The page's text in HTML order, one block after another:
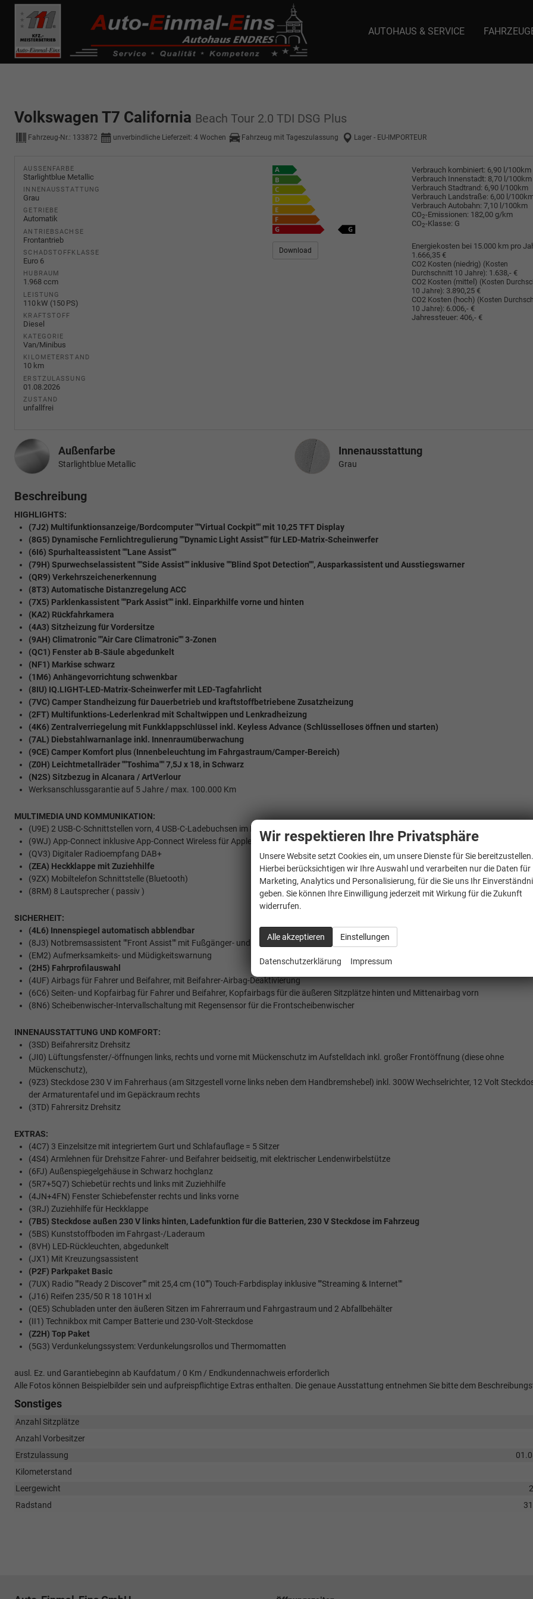
------------ Host Name : selector1._domainkey Points to address or value: selector1-aee-de0k._domainkey.autoeinmaleins.onmicrosoft.com Host
de0k._domainkey.autoeinmaleins.onmicrosoft.com
AUTOHAUS & SERVICE
Volkswagen T7 California Beach Tour 2.0 TDI DSG Plus
Fahrzeug-Nr.: 133872 unverbindliche Lieferzeit: 4 Wochen Fahrzeug mit Tageszulassung Lager - EU-IMPORTEUR
AUSSENFARBE
Starlightblue Metallic
INNENAUSSTATTUNG
Grau
GETRIEBE
Automatik
ANTRIEBSACHSE
Frontantrieb
SCHADSTOFFKLASSE
Euro 6
HUBRAUM
1.968 ccm
LEISTUNG
110 kW (150 PS)
KRAFTSTOFF
Diesel
KATEGORIE
Van/Minibus
KILOMETERSTAND
10 km
ERSTZULASSUNG
01.08.2026
ZUSTAND
unfallfrei
Verbrauch kombiniert: 6,90 l/100km
Verbrauch Innenstadt: 8,70 l/100km
Verbrauch Stadtrand: 6,90 l/100km
Verbrauch Landstraße: 6,00 l/
Verbrauch Autobahn: 7,10 l/100km
CO2-Emissionen: 182,00 g/km
CO2-Klasse: G
Download
Energiekosten bei 15.000 km pro
1.666,35 €
CO2 Kosten (niedrig) (Kosten
Durchschnitt 10 Jahre): 1.638,- €
CO2 Kosten (mittel) (Kosten
10 Jahre): 3.890,25 €
CO2 Kosten (hoch) (Kosten
10 Jahre): 6.006,- €
Jahressteuer: 406,- €
Außenfarbe
Starlightblue Metallic
InnenausstattungInnenausstattung
Grau
Beschreibung
HIGHLIGHTS:
(7J2) Multifunktionsanzeige/Bordcomputer ""Virtual Cockpit"" mit 10,25 TFT Display
(8G5) Dynamische Fernlichtregulierung ""Dynamic Light Assist"" für LED-Matrix-Scheinwerfer
(6I6) Spurhalteassistent ""Lane Assist""
(79H) Spurwechselassistent ""Side Assist"" inklusive ""Blind Spot Detection"", Ausparkassistent und Ausstiegswarner
(QR9) Verkehrszeichenerkennung
(8T3) Automatische Distanzregelung ACC
(7X5) Parklenkassistent ""Park Assist"" inkl. Einparkhilfe vorne und hinten
(KA2) Rückfahrkamera
(4A3) Sitzheizung für Vordersitze
(9AH) Climatronic ""Air Care Climatronic"" 3-Zonen
(QC1) Fenster ab B-Säule abgedunkelt
(NF1) Markise schwarz
(1M6) Anhängevorrichtung schwenkbar
(8IU) IQ.LIGHT-LED-Matrix-Scheinwerfer mit LED-Tagfahrlicht
(7VC) Camper Standheizung für Dauerbetrieb und kraftstoffbetriebene Zusatzheizung
(2FT) Multifunktions-Lederlenkrad mit Schaltwippen und Lenkradheizung
(4K6) Zentralverriegelung mit Funkklappschlüssel inkl. Keyless Advance (Schlüsselloses öffnen und starten)
(7AL) Diebstahlwarnanlage inkl. Innenraumüberwachung
(9CE) Camper Komfort plus (Innenbeleuchtung im Fahrgastraum/Camper-Bereich)
(Z0H) Leichtmetallräder ""Toshima"" 7,5J x 18, in Schwarz
(N2S) Sitzbezug in Alcanara / ArtVerlour
Werksanschlussgarantie auf 5 Jahre / max. 100.000 Km
MULTIMEDIA UND KOMMUNIKATION:
(U9E) 2 USB-C-Schnittstellen vorn, 4 USB-C-Ladebuchsen im Fahrgastraum
(9WJ) App-Connect inklusive App-Connect Wireless für Apple CarPlay und Android Auto
(QV3) Digitaler Radioempfang DAB+
(ZEA) Heckklappe mit Zuziehhilfe
(9ZX) Mobiltelefon Schnittstelle (Bluetooth)
(8RM) 8 Lautsprecher ( passiv )
SICHERHEIT:
(4L6) Innenspiegel automatisch abblendbar
(8J3) Notbremsassistent ""Front Assist"" mit Fußgänger- und Radfahrererkennung
(EM2) Aufmerksamkeits- und Müdigkeitswarnung
(2H5) Fahrprofilauswahl
(4UF) Airbags für Fahrer und Beifahrer, mit Beifahrer-Airbag-Deaktivierung
(6C6) Seiten- und Kopfairbag für Fahrer und Beifahrer, Kopfairbags für die äußeren Sitzplätze hinten und Mittenairbag vorn
(8N6) Scheibenwischer-Intervallschaltung mit Regensensor für die Frontscheibenwischer
INNENAUSSTATTUNG UND KOMFORT:
(3SD) Beifahrersitz Drehsitz
(JI0) Lüftungsfenster/-öffnungen links, rechts und vorne mit Mückenschutz im Aufstelldach inkl. großer Frontöffnung (diese ohne
Mückenschutz),
(9Z3) Steckdose 230 V im Fahrerhaus (am Sitzgestell vorne links neben dem Handbremshebel) inkl. 300W Wechselrichter, 12 Volt
der Armaturentafel und im Gepäckraum rechts
(3TD) Fahrersitz Drehsitz
EXTRAS:
(4C7) 3 Einzelsitze mit integriertem Gurt und Schlafauflage = 5 Sitzer
(4S4) Armlehnen für Drehsitze Fahrer- und Beifahrer beidseitig, mit elektrischer Lendenwirbelstütze
(6FJ) Außenspiegelgehäuse in Schwarz hochglanz
(5R7+5Q7) Schiebetür rechts und links mit Zuziehhilfe
(4JN+4FN) Fenster Schiebefenster rechts und links vorne
(3RJ) Zuziehhilfe für Heckklappe
(7B5) Steckdose außen 230 V links hinten, Ladefunktion für die Batterien, 230 V Steckdose im Fahrzeug
(5BS) Kunststoffboden im Fahrgast-/Laderaum
(8VH) LED-Rückleuchten, abgedunkelt
(JX1) Mit Kreuzungsassistent
(P2F) Parkpaket Basic
(7UX) Radio ""Ready 2 Discover"" mit 25,4 cm (10"") Touch-Farbdisplay inklusive ""Streaming & Internet""
(J16) Reifen 235/50 R 18 101H xl
(QE5) Schubladen unter den äußeren Sitzen im Fahrerraum und Fahrgastraum und 2 Abfallbehälter
(II1) Technikbox mit Camper Batterie und 230-Volt-Steckdose
(Z2H) Top Paket
(5G3) Verdunkelungssystem: Verdunkelungsrollos und Thermomatten
ausl. Ez. und Garantiebeginn ab Kaufdatum / 0 Km / Endkundennachweis erforderlich
Alle Fotos können Beispielbilder sein und aufpreispflichtige Extras enthalten. Die genaue Ausstattung entnehmen Sie bitte dem
Sonstiges
Anzahl Sitzplätze
Anzahl Vorbesitzer
Erstzulassung
Kilometerstand
Leergewicht
Radstand
Wir respektieren Ihre Privatsphäre
Unsere Website setzt Cookies ein, um unsere Dienste für Sie
Hierbei berücksichtigen wir Ihre Auswahl und verarbeiten nur die Daten für
Marketing, Analytics und Personalisierung, für die Sie uns Ihr
geben. Sie können Ihre Einwilligung jederzeit mit Wirkung für die Zukunft
widerrufen.
Alle akzeptieren Einstellungen
Datenschutzerklärung Impressum